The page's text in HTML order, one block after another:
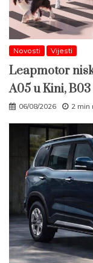
Novosti Vijesti
Leapmotor
A05 u Kini,
06/08/2026 2 min